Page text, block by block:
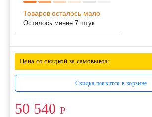
Товаров осталось мало
Осталось менее 7 штук
Цена со скидкой за самовывоз:
Скидка появится в корзине
50 540 Р